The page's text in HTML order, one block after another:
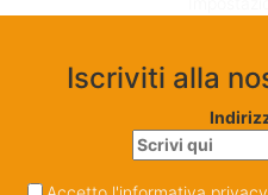
Iscriviti alla